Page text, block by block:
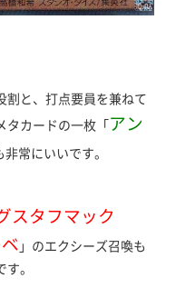
割と、打点要員を兼ねて
タカードの一枚「アン
常にいいです。
スタフマック
」のエクシーズ召喚も
。